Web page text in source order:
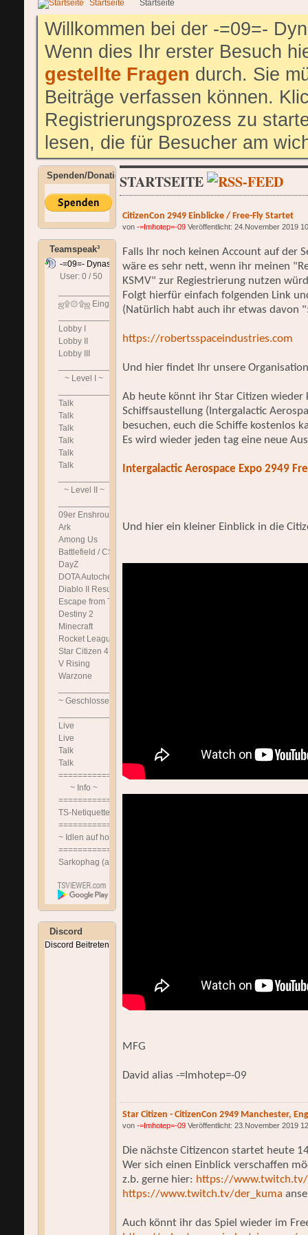
Startseite Startseite
Willkommen bei der -=09=-
Wenn dies Ihr erster Besuch
gestellte Fragen durch. Sie
Beiträge verfassen können.
Registrierungsprozess zu
lesen, die für Besucher am
Spenden/Donation
Teamspeak³
-=09=- Dynastie
User: 0 / 50
◌
______________________________
ஜ۩۞۩ஜ Eingangshalle ஜ۩۞۩ஜ
______________________________
Lobby I
Lobby II
Lobby III
______________________________
~ Level I ~
______________________________
Talk
Talk
Talk
Talk
Talk
Talk
~ Level II ~
09er Enshrouded
Ark
Among Us
Battlefield / CS
DayZ
DOTA Autochess
Diablo II Resurrected
Escape from Tarkov
Destiny 2
Minecraft
Rocket League
Star Citizen 4.x.x DE
V Rising
Warzone
~ Geschlossen ~
Live
Live
Talk
Talk
==============================
~ Info ~
==============================
TS-Netiquette!!!
==============================
~ Idlen auf hohem Niveau ~
==============================
Sarkophag (afk Channel)
Discord
Discord Beitreten
STARTSEITE
CitizenCon 2949 Einblicke / Free-Fly Startet
von -=Imhotep=-09 Veröffentlicht: 24.November 2019
Falls Ihr noch keinen Account auf der
wäre es sehr nett, wenn ihr meinen
KSMV" zur Regiestrierung nutzen
Folgt hierfür einfach folgenden Link
(Natürlich habt auch ihr etwas davon
https://robertsspaceindustries.com
Und hier findet Ihr unsere
Ab heute könnt ihr Star Citizen
Schiffsaustellung (Intergalactic
besuchen, euch die Schiffe kostenlos
Es wird wieder jeden tag eine neue
Intergalactic Aerospace Expo 2949
Und hier ein kleiner Einblick in die
MFG
David alias -=Imhotep=-09
Star Citizen - CitizenCon 2949 Manchester,
von -=Imhotep=-09 Veröffentlicht: 23.November 2019
Die nächste Citizencon startet heute
Wer sich einen Einblick verschaffen
z.b. gerne hier: https://www.twitch.tv/
https://www.twitch.tv/der_kuma
Auch könnt ihr das Spiel wieder im